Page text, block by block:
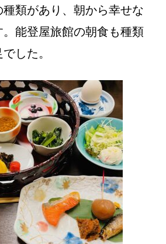
類があり、朝から幸せな
能登屋旅館の朝食も種類
した。